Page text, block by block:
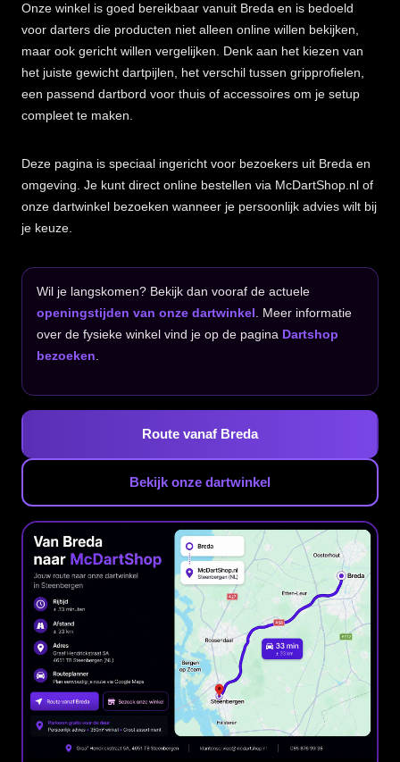
Onze winkel is goed bereikbaar vanuit Breda en is bedoeld
voor darters die producten niet alleen online willen bekijken,
maar ook gericht willen vergelijken. Denk aan het kiezen van
het juiste gewicht dartpijlen, het verschil tussen gripprofielen,
een passend dartbord voor thuis of accessoires om je setup
compleet te maken.
Deze pagina is speciaal ingericht voor bezoekers uit Breda en
omgeving. Je kunt direct online bestellen via McDartShop.nl of
onze dartwinkel bezoeken wanneer je persoonlijk advies wilt bij
je keuze.
Wil je langskomen? Bekijk dan vooraf de actuele
openingstijden van onze dartwinkel . Meer informatie
over de fysieke winkel vind je op de pagina Dartshop
bezoeken
Route vanaf Breda
Bekijk onze dartwinkel